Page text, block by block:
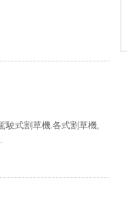
駛式割草機.各式割草機,